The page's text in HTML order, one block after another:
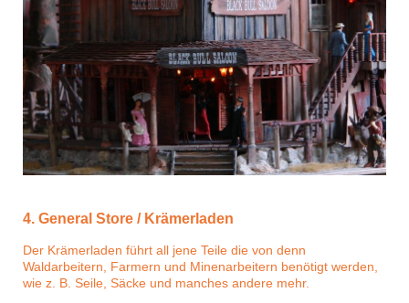
4. General Store / Krämerladen
Der Krämerladen führt all jene Teile die von denn
Waldarbeitern, Farmern und Minenarbeitern benötigt werden,
wie z. B. Seile, Säcke und manches andere mehr.